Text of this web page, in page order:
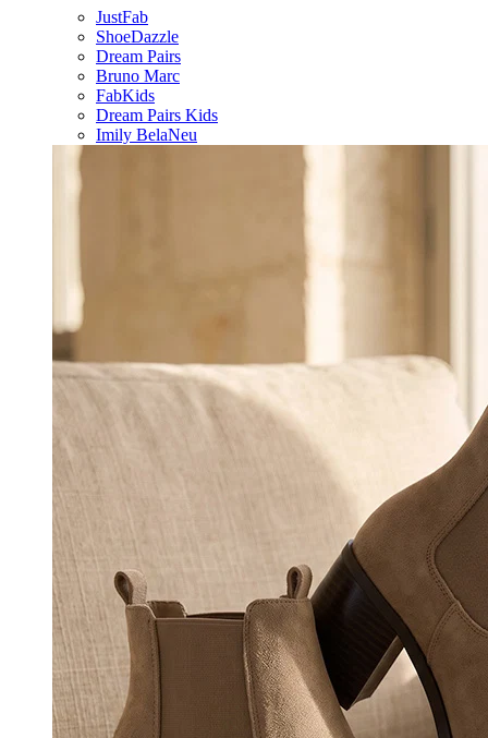
JustFab
ShoeDazzle
Dream Pairs
Bruno Marc
FabKids
Dream Pairs Kids
Imily BelaNeu